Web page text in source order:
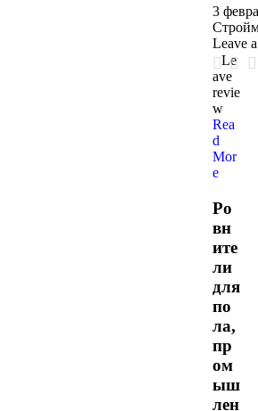
3
Leave
Le
ave
revie
w
Rea
d
Mor
e
Ро
вн
ите
ли
для
по
ла,
пр
ом
ыш
лен